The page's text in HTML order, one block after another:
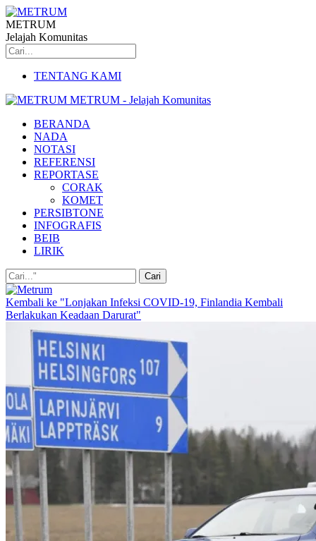
METRUM
Jelajah Komunitas
TENTANG KAMI
METRUM - Jelajah Komunitas
BERANDA
NADA
NOTASI
REFERENSI
REPORTASE
CORAK
KOMET
PERSIBTONE
INFOGRAFIS
BEIB
LIRIK
Kembali ke "Lonjakan Infeksi COVID-19, Finlandia Kembali
Berlakukan Keadaan Darurat"